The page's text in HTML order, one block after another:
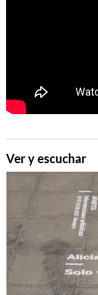
Ver y escuchar